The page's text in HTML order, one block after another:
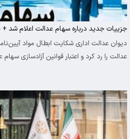
جزییات جدید درباره سهام عدالت اعلام شد +
دیوان عدالت اداری شکایت ابطال مواد
عدالت را رد کرد و اعتبار قوانین آزادسازی